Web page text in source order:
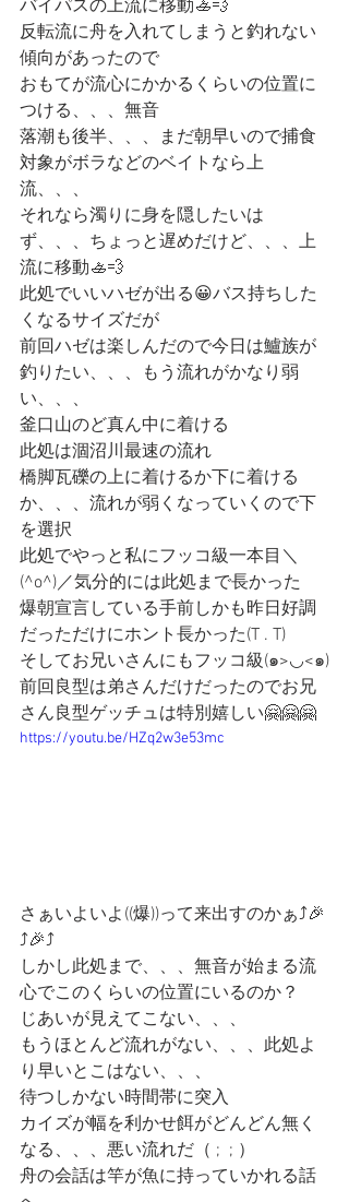
バイパスの上流に移動🚣💨
反転流に舟を入れてしまうと釣れない
傾向があったので
おもてが流心にかかるくらいの位置に
つける、、、無音
落潮も後半、、、まだ朝早いので捕食
対象がボラなどのベイトなら上
流、、、
それなら濁りに身を隠したいは
ず、、、ちょっと遅めだけど、、、上
流に移動🚣💨
此処でいいハゼが出る😀バス持ちした
くなるサイズだが
前回ハゼは楽しんだので今日は鱸族が
釣りたい、、、もう流れがかなり弱
い、、、
釜口山のど真ん中に着ける
此処は涸沼川最速の流れ
橋脚瓦礫の上に着けるか下に着ける
か、、、流れが弱くなっていくので下
を選択
此処でやっと私にフッコ級一本目＼
(^o^)／気分的には此処まで長かった
爆朝宣言している手前しかも昨日好調
だっただけにホント長かった(T . T)
そしてお兄いさんにもフッコ級(๑>◡<๑)
前回良型は弟さんだけだったのでお兄
さん良型ゲッチュは特別嬉しい🤗🤗🤗
https://youtu.be/HZq2w3e53mc
さぁいよいよ((爆))って来出すのかぁ⤴️🎉
⤴️🎉⤴️
しかし此処まで、、、無音が始まる流
心でこのくらいの位置にいるのか？
じあいが見えてこない、、、
もうほとんど流れがない、、、此処よ
り早いとこはない、、、
待つしかない時間帯に突入
カイズが幅を利かせ餌がどんどん無く
なる、、、悪い流れだ（ ;  ; ）
舟の会話は竿が魚に持っていかれる話